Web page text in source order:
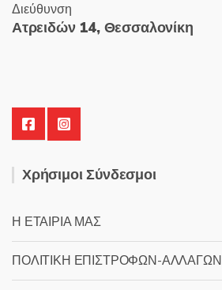
Διεύθυνση
Ατρειδών 14, Θεσσαλονίκη
Χρήσιμοι Σύνδεσμοι
Η ΕΤΑΙΡΙΑ ΜΑΣ
ΠΟΛΙΤΙΚΗ ΕΠΙΣΤΡΟΦΩΝ-ΑΛΛΑΓΩΝ